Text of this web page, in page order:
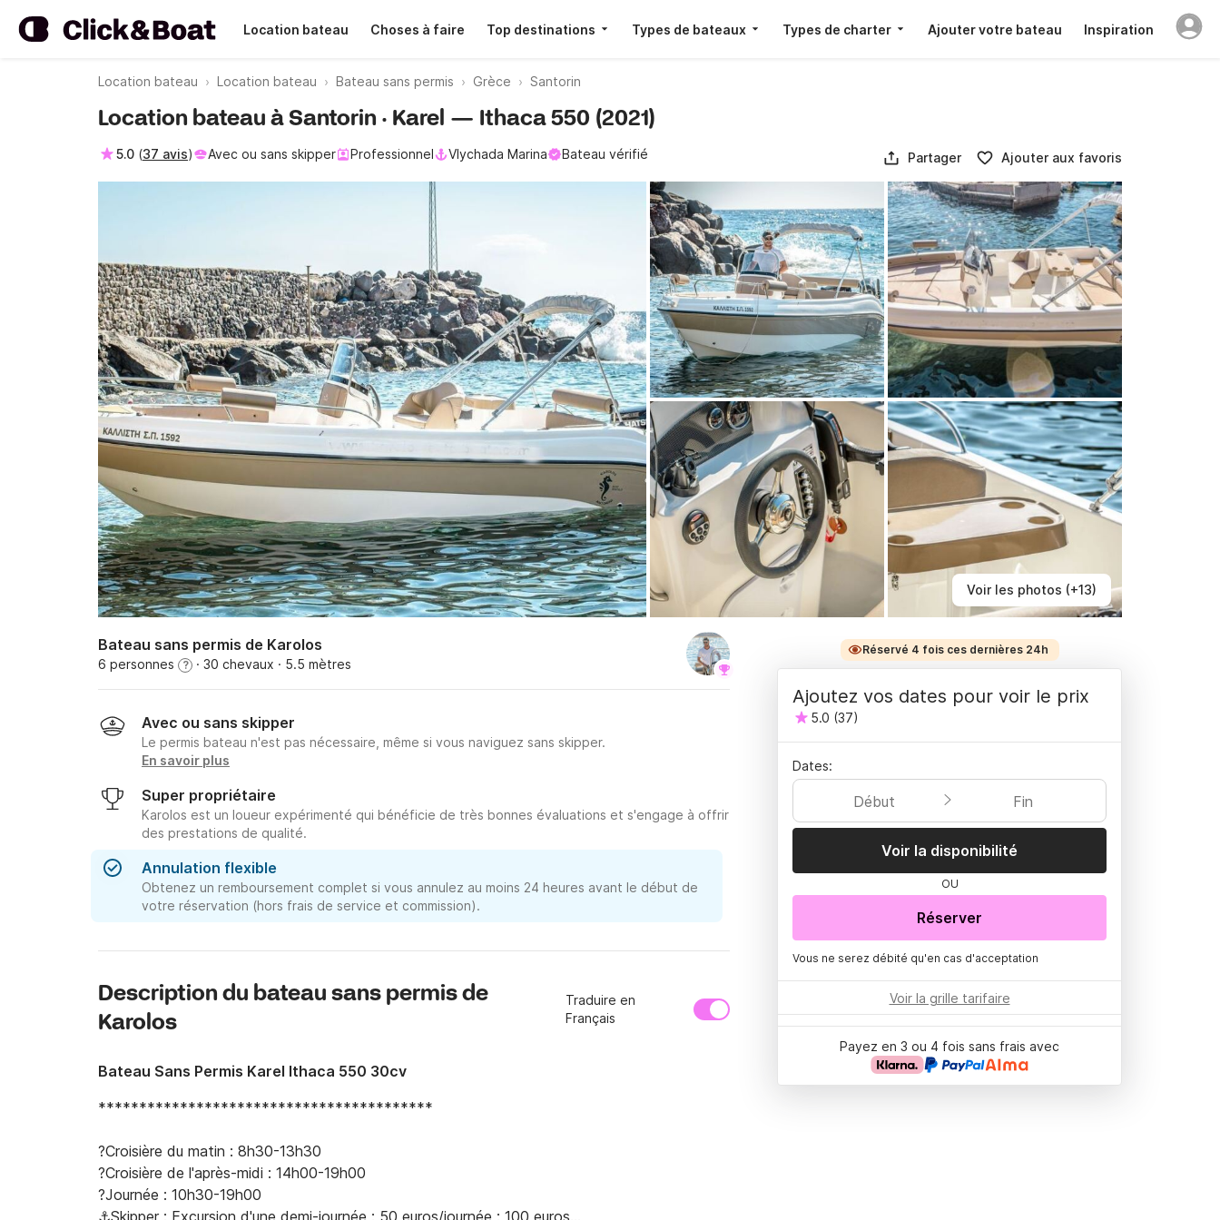
Location bateau Choses à faire Top destinations Types de bateaux Types de charter Ajouter votre bateau Inspiration
Location bateau Location bateau Bateau sans permis Grèce Santorin
Voir les photos (+13)
Location bateau à Santorin · Karel — Ithaca 550 (2021)
5.0 (37 avis) Avec ou sans skipper Professionnel Vlychada Marina Bateau vérifié Partager Ajouter aux favoris
Bateau sans permis de Karolos
6 personnes ? · 30 chevaux · 5.5 mètres
Avec ou sans skipper
Le permis bateau n'est pas nécessaire, même si vous naviguez sans skipper.
En savoir plus
Super propriétaire
Karolos est un loueur expérimenté qui bénéficie de très bonnes évaluations et s'engage à offrir
des prestations de qualité.
Annulation flexible
Obtenez un remboursement complet si vous annulez au moins 24 heures avant le début de
votre réservation (hors frais de service et commission).
Description du bateau sans permis de
Karolos
Traduire en
Français
Bateau Sans Permis Karel Ithaca 550 30cv
*****************************************
?Croisière du matin : 8h30-13h30
?Croisière de l'après-midi : 14h00-19h00
?Journée : 10h30-19h00
⚓Skipper : Excursion d'une demi-journée : 50 euros/journée : 100 euros
Réservé 4 fois ces dernières 24h
Ajoutez vos dates pour voir le prix
5.0 (37)
Dates:
Début Fin
Voir la disponibilité
OU
Réserver
Vous ne serez débité qu'en cas d'acceptation
Voir la grille tarifaire
Payez en 3 ou 4 fois sans frais avec